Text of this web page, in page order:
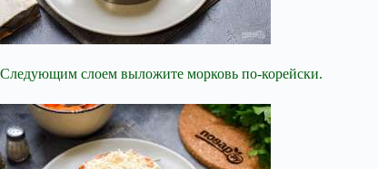
Следующим слоем выложите морковь по-корейски.